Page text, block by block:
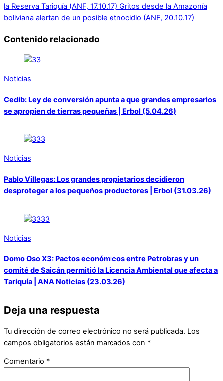
la Reserva Tariquía (ANF, 17.10.17) Gritos desde la Amazonía
boliviana alertan de un posible etnocidio (ANF, 20.10.17)
Contenido relacionado
Noticias
Cedib: Ley de conversión apunta a que grandes empresarios
se apropien de tierras pequeñas | Erbol (5.04.26)
Noticias
Pablo Villegas: Los grandes propietarios decidieron
desproteger a los pequeños productores | Erbol (31.03.26)
Noticias
Domo Oso X3: Pactos económicos entre Petrobras y un
comité de Saicán permitió la Licencia Ambiental que afecta a
Tariquía | ANA Noticias (23.03.26)
Deja una respuesta
Tu dirección de correo electrónico no será publicada. Los
campos obligatorios están marcados con *
Comentario *